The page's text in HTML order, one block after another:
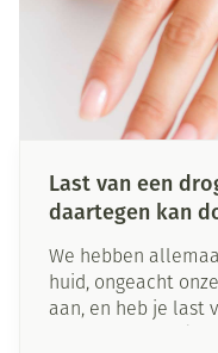
Last van een
daartegen kan
We hebben
huid, ongeacht
aan, en heb je last